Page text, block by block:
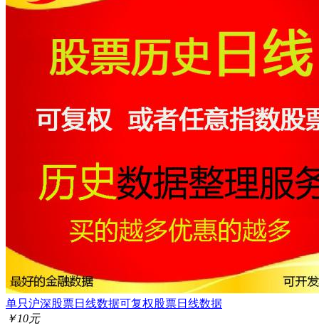
单只沪深股票日线数据可复权股票日线数据
￥10元